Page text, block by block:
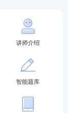
难度。
者经济法条
战略不同
讲师介绍
智能题库